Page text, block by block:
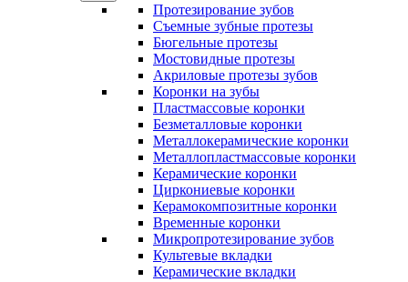
Протезирование зубов
Съемные зубные протезы
Бюгельные протезы
Мостовидные протезы
Акриловые протезы зубов
Коронки на зубы
Пластмассовые коронки
Безметалловые коронки
Металлокерамические коронки
Металлопластмассовые коронки
Керамические коронки
Циркониевые коронки
Керамокомпозитные коронки
Временные коронки
Микропротезирование зубов
Культевые вкладки
Керамические вкладки